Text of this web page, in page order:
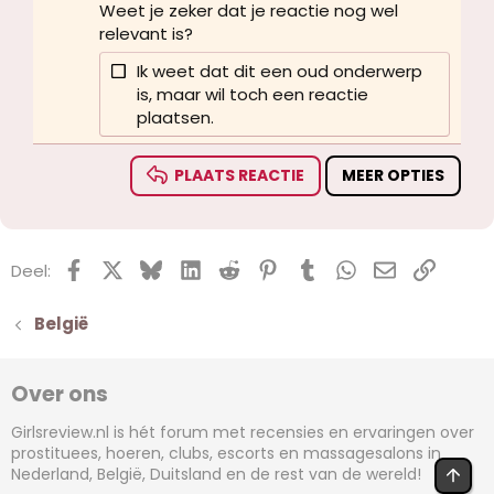
Verdana
Weet je zeker dat je reactie nog wel
relevant is?
Ik weet dat dit een oud onderwerp
is, maar wil toch een reactie
plaatsen.
PLAATS REACTIE MEER OPTIES
Deel: FacebookX (Twitter)
BlueskyLinkedIn
Reddit Pinterest
Tumblr WhatsApp
E-mail
België
Over ons
Girlsreview.nl is hét forum met recensies en ervaringen over
prostituees, hoeren, clubs, escorts en massagesalons in
Nederland, België, Duitsland en de rest van de wereld!